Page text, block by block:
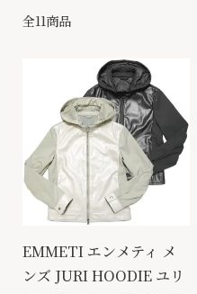
全11商品
EMMETI エンメティ メ
ンズ JURI HOODIE ユリ